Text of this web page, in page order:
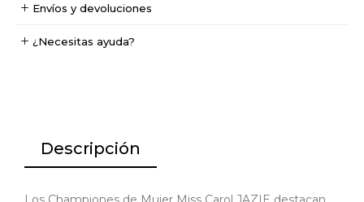
Envíos y devoluciones
¿Necesitas ayuda?
Descripción